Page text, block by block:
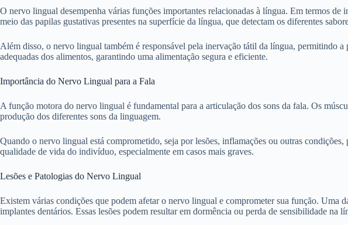
O nervo lingual desempenha várias funções importantes relacionadas à língua. Em termos
meio das papilas gustativas presentes na superfície da língua, que detectam os diferentes
Além disso, o nervo lingual também é responsável pela inervação tátil da língua, permitindo a
adequadas dos alimentos, garantindo uma alimentação segura e eficiente.
Importância do Nervo Lingual para a Fala
A função motora do nervo lingual é fundamental para a articulação dos sons da fala. Os
produção dos diferentes sons da linguagem.
Quando o nervo lingual está comprometido, seja por lesões, inflamações ou outras
qualidade de vida do indivíduo, especialmente em casos mais graves.
Lesões e Patologias do Nervo Lingual
Existem várias condições que podem afetar o nervo lingual e comprometer sua função. Uma
implantes dentários. Essas lesões podem resultar em dormência ou perda de sensibilidade na